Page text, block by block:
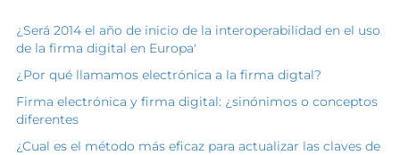
¿Será 2014 el año de inicio de la interoperabilidad en el uso
de la firma digital en Europa'
¿Por qué llamamos electrónica a la firma digtal?
Firma electrónica y firma digital: ¿sinónimos o conceptos
diferentes
¿Cual es el método más eficaz para actualizar las claves de